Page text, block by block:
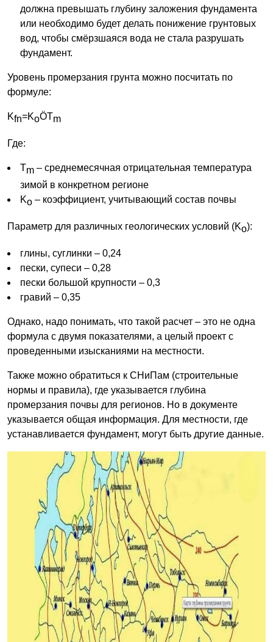
должна превышать глубину заложения фундамента
или необходимо будет делать понижение грунтовых
вод, чтобы смёрзшаяся вода не стала разрушать
фундамент.
Уровень промерзания грунта можно посчитать по
формуле:
Kfn=KoÖTm
Где:
Tm – среднемесячная отрицательная температура
зимой в конкретном регионе
Ko – коэффициент, учитывающий состав почвы
Параметр для различных геологических условий (Ko):
глины, суглинки – 0,24
пески, супеси – 0,28
пески большой крупности – 0,3
гравий – 0,35
Однако, надо понимать, что такой расчет – это не одна
формула с двумя показателями, а целый проект с
проведенными изысканиями на местности.
Также можно обратиться к СНиПам (строительные
нормы и правила), где указывается глубина
промерзания почвы для регионов. Но в документе
указывается общая информация. Для местности, где
устанавливается фундамент, могут быть другие данные.